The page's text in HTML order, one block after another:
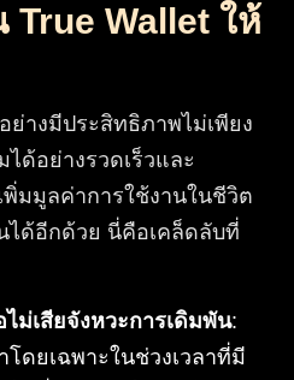
True Wallet ให้
ย่างมีประสิทธิภาพไม่เพียง
ด้อย่างรวดเร็วและ
มมูลค่าการใช้งานในชีวิต
ได้อีกด้วย นี่คือเคล็ดลับที่
ไม่เสียจังหวะการเดิมพัน:
โดยเฉพาะในช่วงเวลาที่มี